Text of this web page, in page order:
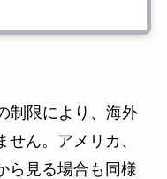
制限により、海外
ん。アメリカ、
ら見る場合も同様